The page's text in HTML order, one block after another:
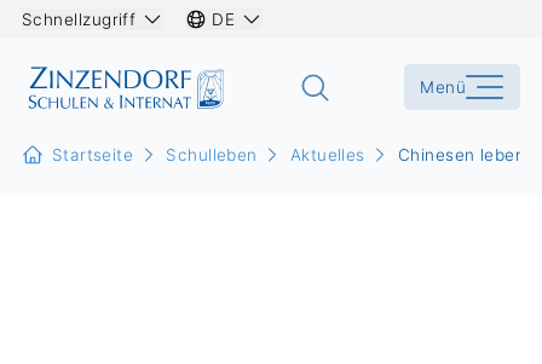
Schnellzugriff DE
Menü
Startseite Schulleben Aktuelles Chinesen leben